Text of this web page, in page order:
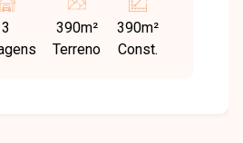
para o dia a dia do seu
sendo cerca de 250 m²
3
390m²
Terreno
390m²
Const.